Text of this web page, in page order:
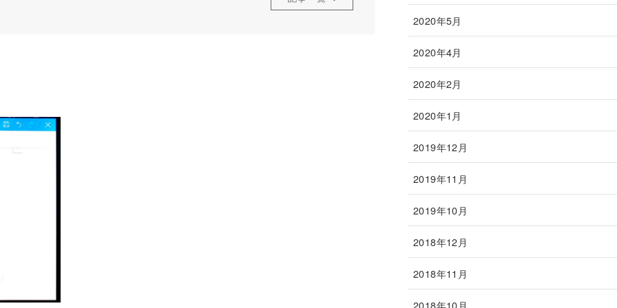
2020年5月
2020年4月
2020年2月
2020年1月
2019年12月
2019年11月
2019年10月
2018年12月
2018年11月
2018年10月